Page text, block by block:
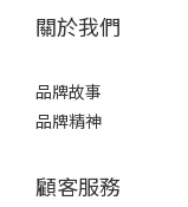
關於我們
品牌故事
品牌精神
顧客服務